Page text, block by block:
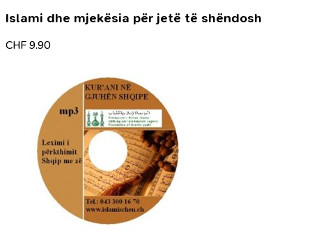
Islami dhe mjekësia për jetë të shëndosh
CHF 9.90